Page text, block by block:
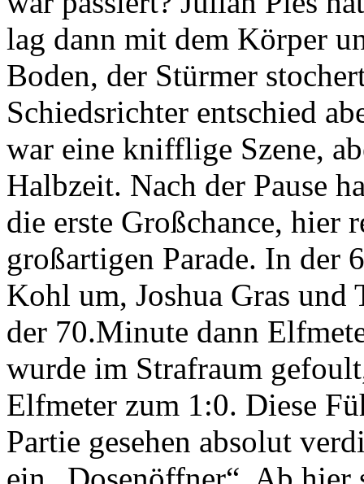
lag dann mit dem Körper
Boden, der Stürmer
Schiedsrichter entschied
war eine knifflige Szene,
Halbzeit. Nach der Pause
die erste Großchance, hier
großartigen Parade. In der
Kohl um, Joshua Gras
der 70.Minute dann
wurde im Strafraum
Elfmeter zum 1:0. Diese
Partie gesehen absolut